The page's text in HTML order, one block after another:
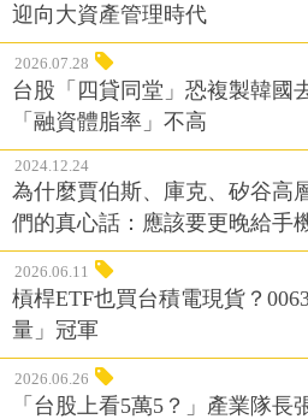
迎向大資產管理時代
2026.07.28
台股「四貸同堂」恐複製韓國
「融資體脂率」不高
2024.12.24
為什麼賈伯斯、庫克、矽谷高
們的真心話：應該要更晚給手
2026.06.11
槓桿ETF也買台積電現貨？
量」冠軍
2026.06.26
「台股上看5萬5？」產業隊長